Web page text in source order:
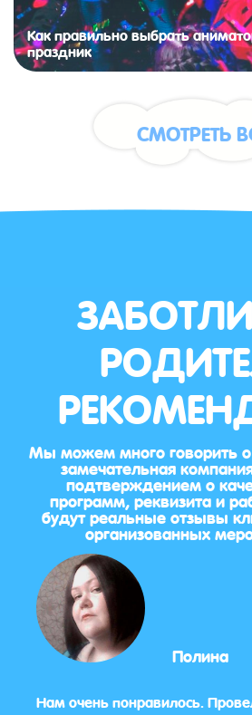
Как правильно выбрать
праздник
СМОТРЕТЬ
Мы можем много говорить о
замечательная
подтверждением о
программ, реквизита и
будут реальные отзывы
организованных
Полина
Нам очень понравилось.